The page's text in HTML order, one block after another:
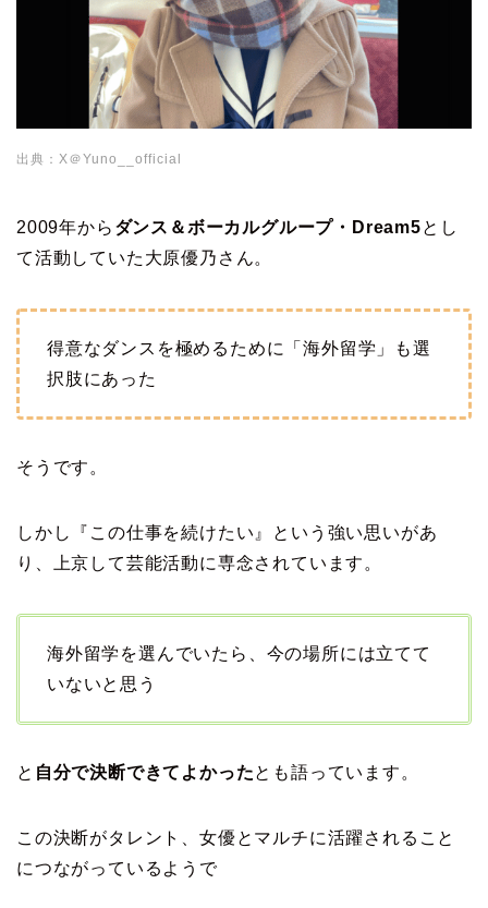
出典：X＠Yuno__official
2009年から ダンス＆ボーカルグループ・Dream5とし
て活動していた大原優乃さん。
得意なダンスを極めるために「海外留学」も選
択肢にあった
そうです。
しかし『この仕事を続けたい』という強い思いがあ
り、上京して芸能活動に専念されています。
海外留学を選んでいたら、今の場所には立てて
いないと思う
と 自分で決断できてよかったとも語っています。
この決断がタレント、女優とマルチに活躍されること
につながっているようで